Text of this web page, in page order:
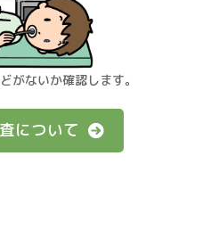
がないか確認します。
について